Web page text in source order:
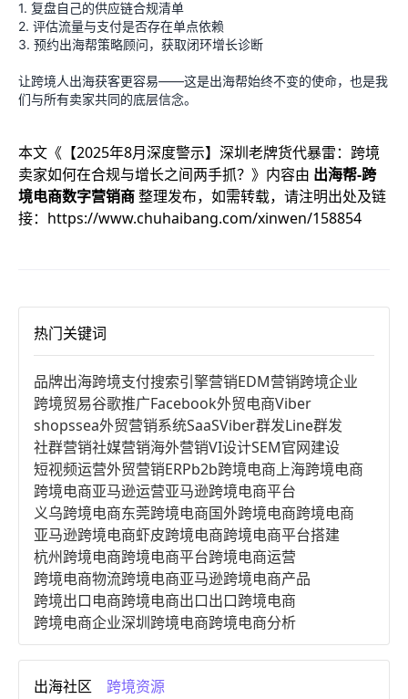
1. 复盘自己的供应链合规清单
2. 评估流量与支付是否存在单点依赖
3. 预约出海帮策略顾问，获取闭环增长诊断
让跨境人出海获客更容易——这是出海帮始终不变的使命，也是我
们与所有卖家共同的底层信念。
本文《 【2025年8月深度警示】深圳老牌货代暴雷：跨境
卖家如何在合规与增长之间两手抓？ 》内容由 出海帮-跨
境电商数字营销商整理发布，如需转载，请注明出处及链
接： https://www.chuhaibang.com/xinwen/158854
热门关键词
品牌出海跨境支付搜索引擎营销EDM营销跨境企业
跨境贸易谷歌推广Facebook外贸电商Viber
shopssea外贸营销系统SaaSViber群发Line群发
社群营销社媒营销海外营销VI设计SEM官网建设
短视频运营外贸营销ERPb2b跨境电商上海跨境电商
跨境电商亚马逊运营亚马逊跨境电商平台
义乌跨境电商东莞跨境电商国外跨境电商跨境电商
亚马逊跨境电商虾皮跨境电商跨境电商平台搭建
杭州跨境电商跨境电商平台跨境电商运营
跨境电商物流跨境电商亚马逊跨境电商产品
跨境出口电商跨境电商出口出口跨境电商
跨境电商企业深圳跨境电商跨境电商分析
进口跨境电商跨境电商服务广州跨境电商
跨境电商市场跨境电商创业跨境电商注册
跨境电商开店跨境电商营销
出海社区 跨境资源